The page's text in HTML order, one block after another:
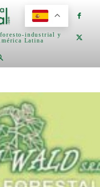
industrial y
Latina